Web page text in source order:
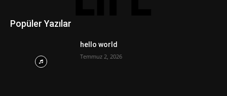
Popüler Yazılar
hello world
Temmuz 2, 2026